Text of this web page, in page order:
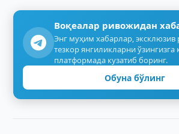
Воқеалар ривожидан
Энг муҳим хабарлар, эксклюзив
тезкор янгиликларни ўзингизга
платформада кузатиб боринг.
Обуна бўлинг